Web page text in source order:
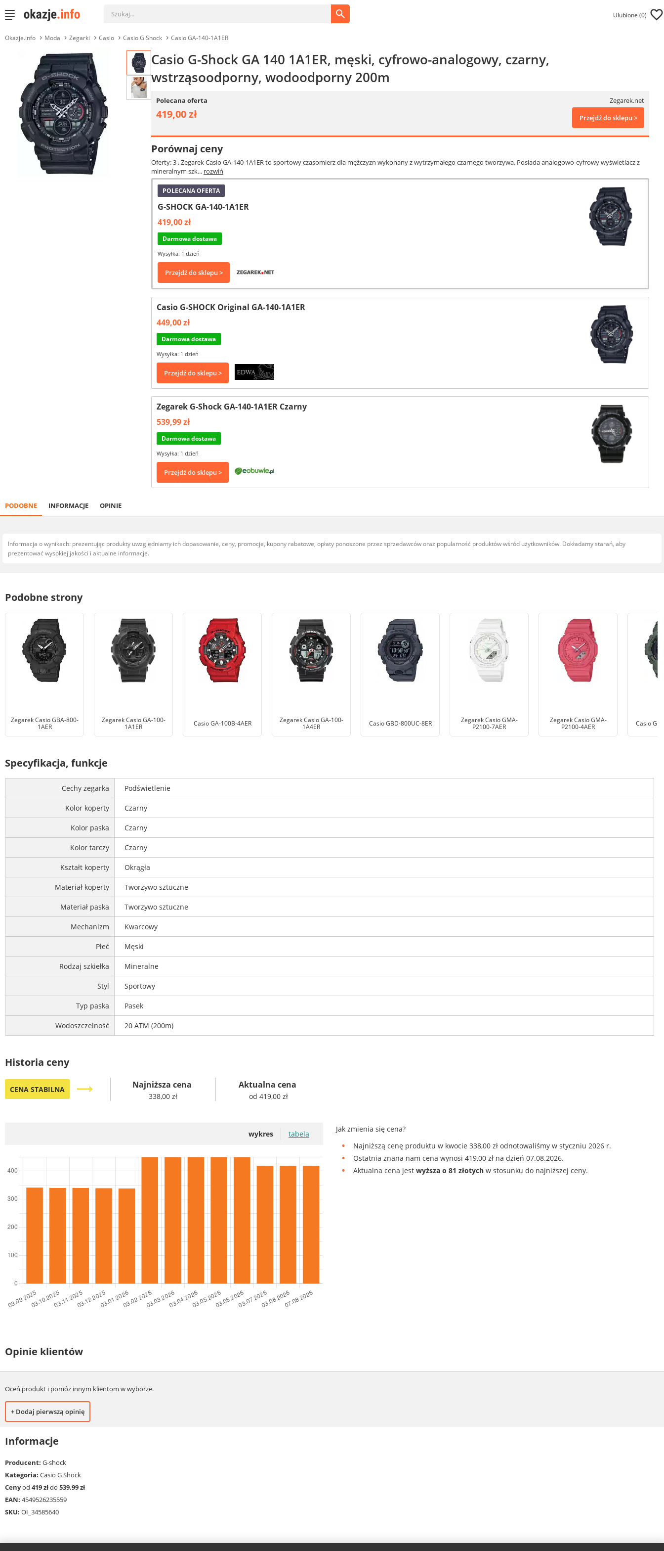
Ulubione (0)
Okazje.info Moda Zegarki Casio Casio G Shock Casio GA-140-1A1ER
Casio G-Shock GA 140 1A1ER, męski, cyfrowo-analogowy, czarny,
wstrząsoodporny, wodoodporny 200m
Polecana oferta Zegarek.net
419,00 zł Przejdź do sklepu >
Porównaj ceny
Oferty: 3, Zegarek Casio GA-140-1A1ER to sportowy czasomierz dla mężczyzn wykonany z wytrzymałego czarnego tworzywa. Posiada analogowo-cyfrowy wyświetlacz z
mineralnym szk... rozwiń
POLECANA OFERTA
G-SHOCK GA-140-1A1ER
419,00 zł
Darmowa dostawa
Wysyłka: 1 dzień
Przejdź do sklepu >
Casio G-SHOCK Original GA-140-1A1ER
449,00 zł
Darmowa dostawa
Wysyłka: 1 dzień
Przejdź do sklepu >
Zegarek G-Shock GA-140-1A1ER Czarny
539,99 zł
Darmowa dostawa
Wysyłka: 1 dzień
Przejdź do sklepu >
PODOBNE INFORMACJE OPINIE
Informacja o wynikach: prezentując produkty uwzględniamy ich dopasowanie, ceny, promocje, kupony rabatowe, opłaty ponoszone przez sprzedawców oraz popularność produktów wśród użytkowników. Dokładamy starań, aby
prezentować wysokiej jakości i aktualne informacje.
Podobne strony
Zegarek Casio GBA-800-
1AER
Zegarek Casio GA-100-
1A1ER
Casio GA-100B-4AER
Zegarek Casio GA-100-
1A4ER
Casio GBD-800UC-8ER
Zegarek Casio GMA-
P2100-7AER
Zegarek Casio GMA-
P2100-4AER
Casio
Specyfikacja, funkcje
Cechy zegarka Podświetlenie
Kolor koperty Czarny
Kolor paska Czarny
Kolor tarczy Czarny
Kształt koperty Okrągła
Materiał koperty Tworzywo sztuczne
Materiał paska Tworzywo sztuczne
Mechanizm Kwarcowy
Płeć Męski
Rodzaj szkiełka Mineralne
Styl Sportowy
Typ paska Pasek
Wodoszczelność 20 ATM (200m)
Historia ceny
CENA STABILNA trending_flat Najniższa cena
338,00 zł
Aktualna cena
od 419,00 zł
wykres tabela
Jak zmienia się cena?
Najniższą cenę produktu w kwocie 338,00 zł odnotowaliśmy w styczniu 2026 r.
Ostatnia znana nam cena wynosi 419,00 zł na dzień 07.08.2026.
Aktualna cena jestwyższa o 81 złotych w stosunku do najniższej ceny.
Opinie klientów
Oceń produkt i pomóż innym klientom w wyborze.
+ Dodaj pierwszą opinię
Informacje
Producent: G-shock
Kategoria: Casio G Shock
Cenyod 419 złdo 539.99 zł
EAN: 4549526235559
SKU: OI_34585640